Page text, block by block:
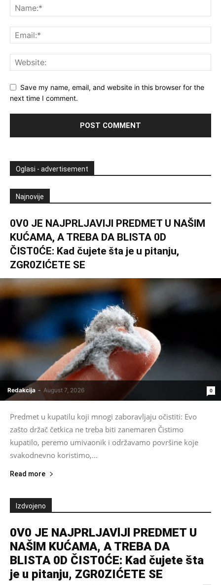
Save my name, email, and website in this browser for the
next time I comment.
Oglasi - advertisement
Najnovije
0V0 JE NAJPRLJAVlJl PREDMET U NAŠlM
KUĆAMA, A TREBA DA BLISTA 0D
ČIST0ĆE: Kad čujete šta je u pitanju,
ZGR0ZIĆETE SE
Redakcija - August 7, 2026 0
Predmet u kupatilu koji mnogi zaboravljaju očistiti: Evo
zašto držač četkica ne treba biti zanemaren Čistimo
kupatilo, peremo umivaonik i održavamo površine koje
svakodnevno koristimo,...
Read more
Izdvojeno
0V0 JE NAJPRLJAVlJl PREDMET U
NAŠlM KUĆAMA, A TREBA DA
BLISTA 0D ČIST0ĆE: Kad čujete šta
je u pitanju, ZGR0ZIĆETE SE